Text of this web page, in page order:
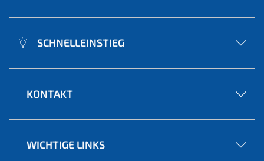
SCHNELLEINSTIEG
KONTAKT
WICHTIGE LINKS